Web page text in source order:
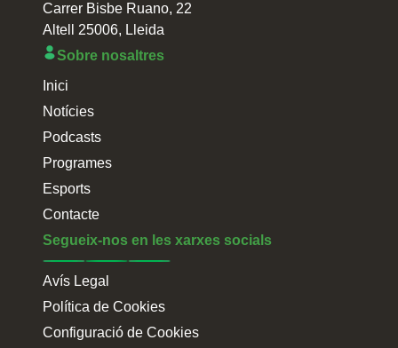
Carrer Bisbe Ruano, 22
Altell 25006, Lleida
Sobre nosaltres
Inici
Notícies
Podcasts
Programes
Esports
Contacte
Segueix-nos en les xarxes socials
Avís Legal
Política de Cookies
Configuració de Cookies